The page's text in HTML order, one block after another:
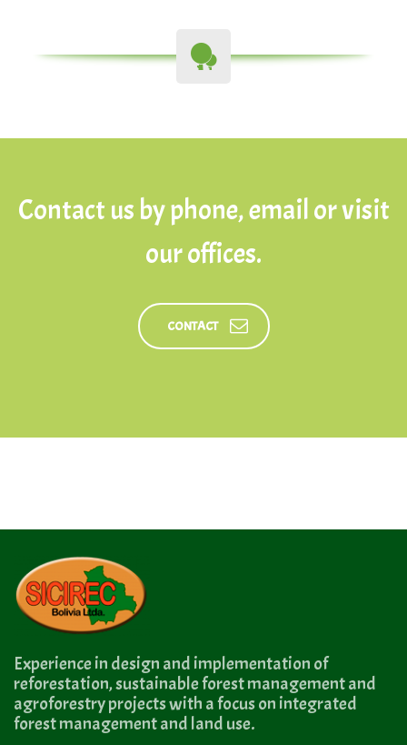
Contact us by phone, email or visit
our offices.
CONTACT
Experience in design and implementation of
reforestation, sustainable forest management and
agroforestry projects with a focus on integrated
forest management and land use.